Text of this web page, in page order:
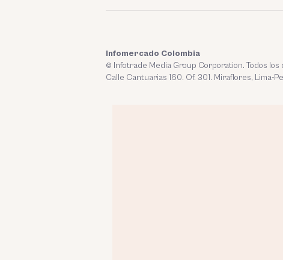
Infomercado Colombia
© Infotrade Media Group Corporation. Todos
Calle Cantuarias 160. Of. 301. Miraflores, Lima-